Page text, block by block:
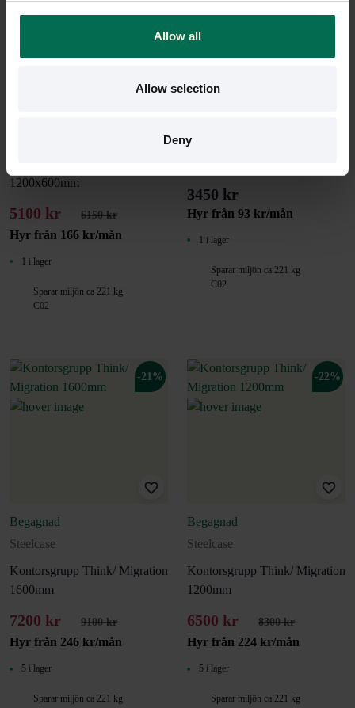
Allow all
Allow selection
Deny
1200x600mm
5100 kr 6150 kr
Hyr från 166 kr/mån
1 i lager
Sparar miljön ca 221 kg
C02
IKEA
3450 kr
Hyr från 93 kr/mån
1 i lager
Sparar miljön ca 221 kg
C02
-21%
Steelcase
Begagnad
Kontorsgrupp Think/ Migration
1600mm
7200 kr 9100 kr
Hyr från 246 kr/mån
5 i lager
Sparar miljön ca 221 kg
-22%
Steelcase
Begagnad
Kontorsgrupp Think/ Migration
1200mm
6500 kr 8300 kr
Hyr från 224 kr/mån
5 i lager
Sparar miljön ca 221 kg